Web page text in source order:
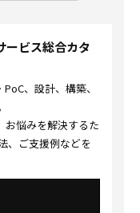
ービス総合カタ
、設計、構築、
お悩みを解決するた
、ご支援例などを